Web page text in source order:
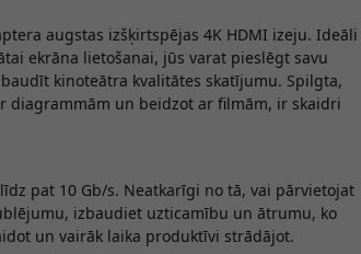
augstas izšķirtspējas 4K HDMI izeju. Ideāli
ekrāna lietošanai, jūs varat pieslēgt savu
kinoteātra kvalitātes skatījumu. Spilgta,
diagrammām un beidzot ar filmām, ir skaidri
pat 10 Gb/s. Neatkarīgi no tā, vai pārvietojat
izbaudiet uzticamību un ātrumu, ko
un vairāk laika produktīvi strādājot.